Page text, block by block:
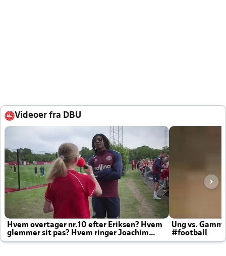
Videoer fra DBU
Hvem overtager nr.10 efter Eriksen? Hvem
glemmer sit pas? Hvem ringer Joachim
altid til efter kampe?
Ung vs.
#football